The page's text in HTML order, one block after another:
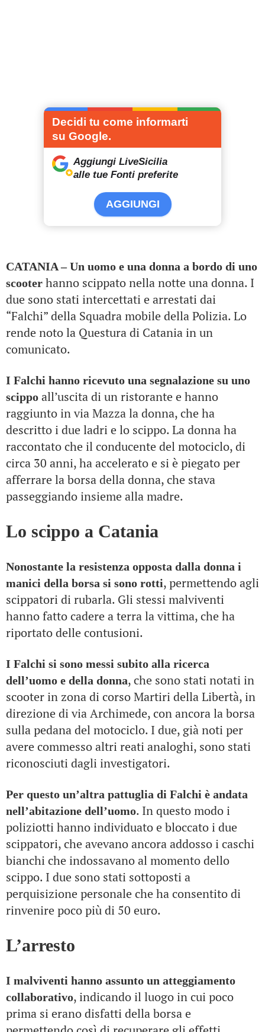
Decidi tu come informarti
su Google.
Aggiungi LiveSicilia
alle tue Fonti preferite
AGGIUNGI
CATANIA – Un uomo e una donna a bordo di uno
scooter hanno scippato nella notte una donna. I
due sono stati intercettati e arrestati dai
“Falchi” della Squadra mobile della Polizia. Lo
rende noto la Questura di Catania in un
comunicato.
I Falchi hanno ricevuto una segnalazione su uno
scippo all’uscita di un ristorante e hanno
raggiunto in via Mazza la donna, che ha
descritto i due ladri e lo scippo. La donna ha
raccontato che il conducente del motociclo, di
circa 30 anni, ha accelerato e si è piegato per
afferrare la borsa della donna, che stava
passeggiando insieme alla madre.
Lo scippo a Catania
Nonostante la resistenza opposta dalla donna i
manici della borsa si sono rotti, permettendo agli
scippatori di rubarla. Gli stessi malviventi
hanno fatto cadere a terra la vittima, che ha
riportato delle contusioni.
I Falchi si sono messi subito alla ricerca
dell’uomo e della donna, che sono stati notati in
scooter in zona di corso Martiri della Libertà, in
direzione di via Archimede, con ancora la borsa
sulla pedana del motociclo. I due, già noti per
avere commesso altri reati analoghi, sono stati
riconosciuti dagli investigatori.
Per questo un’altra pattuglia di Falchi è andata
nell’abitazione dell’uomo. In questo modo i
poliziotti hanno individuato e bloccato i due
scippatori, che avevano ancora addosso i caschi
bianchi che indossavano al momento dello
scippo. I due sono stati sottoposti a
perquisizione personale che ha consentito di
rinvenire poco più di 50 euro.
L’arresto
I malviventi hanno assunto un atteggiamento
collaborativo, indicando il luogo in cui poco
prima si erano disfatti della borsa e